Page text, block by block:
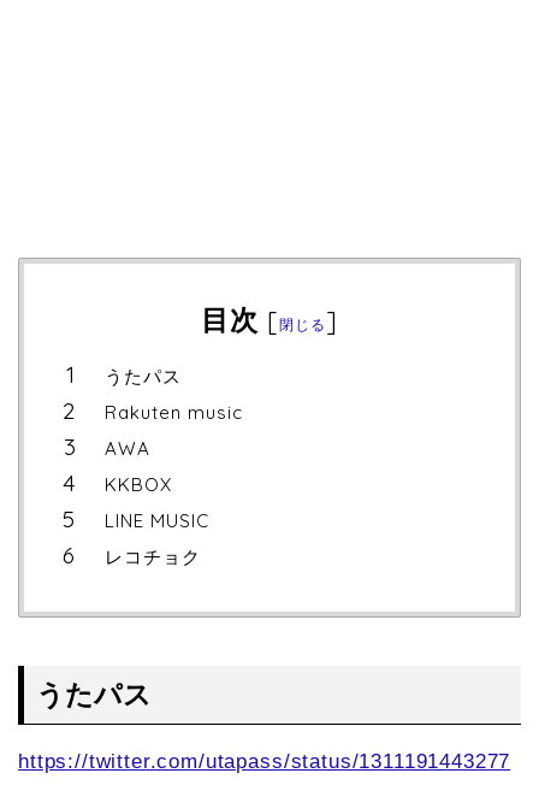
目次 [閉じる ]
うたパス
Rakuten music
AWA
KKBOX
LINE MUSIC
レコチョク
うたパス
https://twitter.com/utapass/status/1311191443277